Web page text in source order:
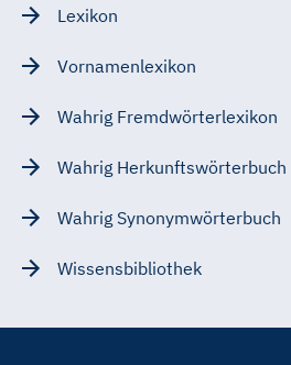
Lexikon
Vornamenlexikon
Wahrig Fremdwörterlexikon
Wahrig Herkunftswörterbuch
Wahrig Synonymwörterbuch
Wissensbibliothek